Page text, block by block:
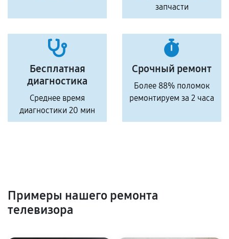
запчасти
Бесплатная
диагностика
Среднее время
диагностики 20 мин
Срочный ремонт
Более 88% поломок
ремонтируем за 2 часа
Примеры нашего ремонта
телевизора